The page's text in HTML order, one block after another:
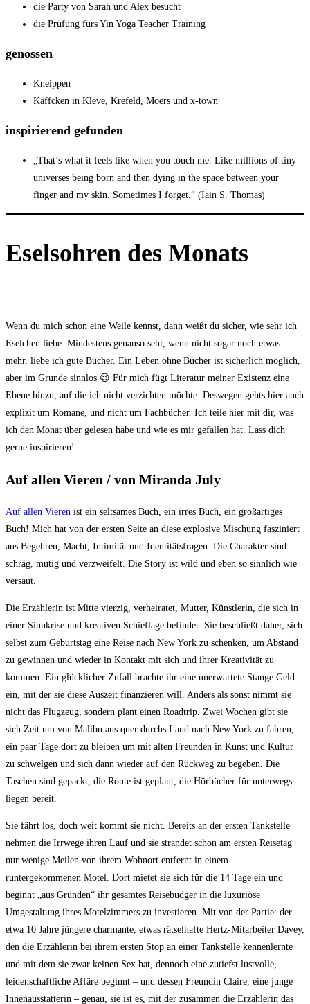
die Party von Sarah und Alex besucht
die Prüfung fürs Yin Yoga Teacher Training
genossen
Kneippen
Käffcken in Kleve, Krefeld, Moers und x-town
inspirierend gefunden
„That’s what it feels like when you touch me. Like millions of tiny
universes being born and then dying in the space between your
finger and my skin. Sometimes I forget.“ (Iain S. Thomas)
Eselsohren des Monats
Wenn du mich schon eine Weile kennst, dann weißt du sicher, wie sehr ich
Eselchen liebe. Mindestens genauso sehr, wenn nicht sogar noch etwas
mehr, liebe ich gute Bücher. Ein Leben ohne Bücher ist sicherlich möglich,
aber im Grunde sinnlos 😉 Für mich fügt Literatur meiner Existenz eine
Ebene hinzu, auf die ich nicht verzichten möchte. Deswegen gehts hier auch
explizit um Romane, und nicht um Fachbücher. Ich teile hier mit dir, was
ich den Monat über gelesen habe und wie es mir gefallen hat. Lass dich
gerne inspirieren!
Auf allen Vieren / von Miranda July
Auf allen Vieren ist ein seltsames Buch, ein irres Buch, ein großartiges
Buch! Mich hat von der ersten Seite an diese explosive Mischung fasziniert
aus Begehren, Macht, Intimität und Identitätsfragen. Die Charakter sind
schräg, mutig und verzweifelt. Die Story ist wild und eben so sinnlich wie
versaut.
Die Erzählerin ist Mitte vierzig, verheiratet, Mutter, Künstlerin, die sich in
einer Sinnkrise und kreativen Schieflage befindet. Sie beschließt daher, sich
selbst zum Geburtstag eine Reise nach New York zu schenken, um Abstand
zu gewinnen und wieder in Kontakt mit sich und ihrer Kreativität zu
kommen. Ein glücklicher Zufall brachte ihr eine unerwartete Stange Geld
ein, mit der sie diese Auszeit finanzieren will. Anders als sonst nimmt sie
nicht das Flugzeug, sondern plant einen Roadtrip. Zwei Wochen gibt sie
sich Zeit um von Malibu aus quer durchs Land nach New York zu fahren,
ein paar Tage dort zu bleiben um mit alten Freunden in Kunst und Kultur
zu schwelgen und sich dann wieder auf den Rückweg zu begeben. Die
Taschen sind gepackt, die Route ist geplant, die Hörbücher für unterwegs
liegen bereit.
Sie fährt los, doch weit kommt sie nicht. Bereits an der ersten Tankstelle
nehmen die Irrwege ihren Lauf und sie strandet schon am ersten Reisetag
nur wenige Meilen von ihrem Wohnort entfernt in einem
runtergekommenen Motel. Dort mietet sie sich für die 14 Tage ein und
beginnt „aus Gründen“ ihr gesamtes Reisebudger in die luxuriöse
Umgestaltung ihres Motelzimmers zu investieren. Mit von der Partie: der
etwa 10 Jahre jüngere charmante, etwas rätselhafte Hertz-Mitarbeiter Davey,
den die Erzählerin bei ihrem ersten Stop an einer Tankstelle kennenlernte
und mit dem sie zwar keinen Sex hat, dennoch eine zutiefst lustvolle,
leidenschaftliche Affäre beginnt – und dessen Freundin Claire, eine junge
Innenausstatterin – genau, sie ist es, mit der zusammen die Erzählerin das